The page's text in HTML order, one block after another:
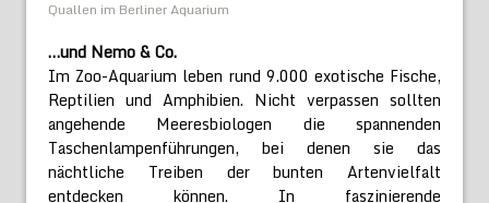
Quallen im Berliner Aquarium
…und Nemo & Co.
Im Zoo-Aquarium leben rund 9.000 exotische Fische,
Reptilien und Amphibien. Nicht verpassen sollten
angehende Meeresbiologen die spannenden
Taschenlampenführungen, bei denen sie das
nächtliche Treiben der bunten Artenvielfalt
entdecken können. In faszinierende